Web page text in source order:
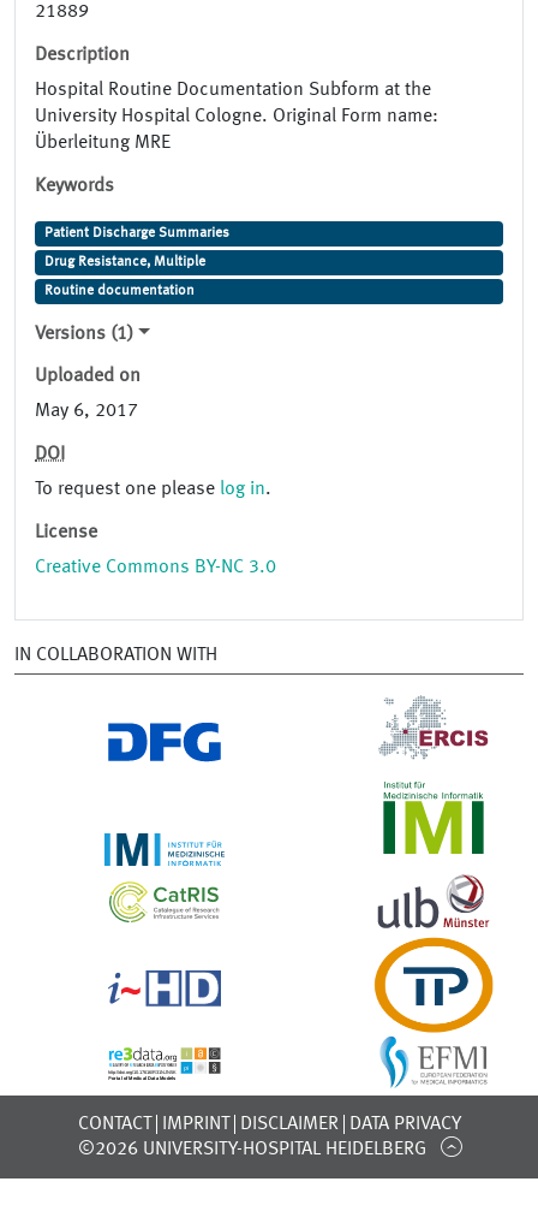
21889
Description
Hospital Routine Documentation Subform at the
University Hospital Cologne. Original Form name:
Überleitung MRE
Keywords
Patient Discharge Summaries
Drug Resistance, Multiple
Routine documentation
Versions (1)
Uploaded on
May 6, 2017
DOI
To request one please log in.
License
Creative Commons BY-NC 3.0
IN COLLABORATION WITH
CONTACT IMPRINT DISCLAIMER
DATA PRIVACY
©2026 UNIVERSITY-HOSPITAL HEIDELBERG